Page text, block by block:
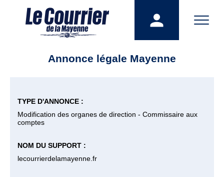
Annonce légale Mayenne
TYPE D'ANNONCE :
Modification des organes de direction - Commissaire aux
comptes
NOM DU SUPPORT :
lecourrierdelamayenne.fr